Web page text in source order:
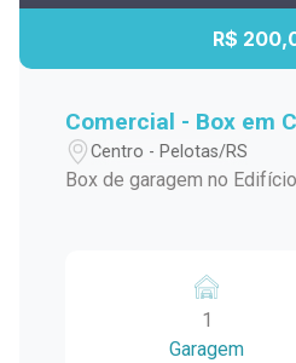
R$
Comercial - Box em
Centro - Pelotas/RS
Box de garagem no
1
Garagem